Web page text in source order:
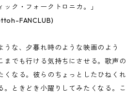
ク・フォークトロニカ。」
FANCLUB)
うな、夕暮れ時のような映画のよう
までも行ける気持ちにさせる。歌声の
くなる。彼らのちょっとしたひねくれ
。ときどき小躍りしてみたくなる。こ